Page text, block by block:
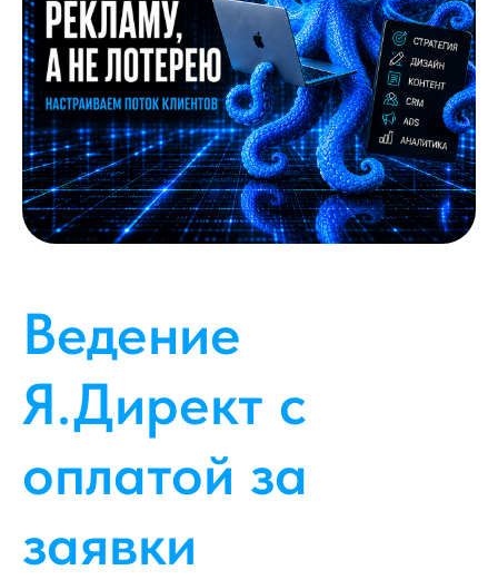
Ведение
Я.Директ с
оплатой за
заявки